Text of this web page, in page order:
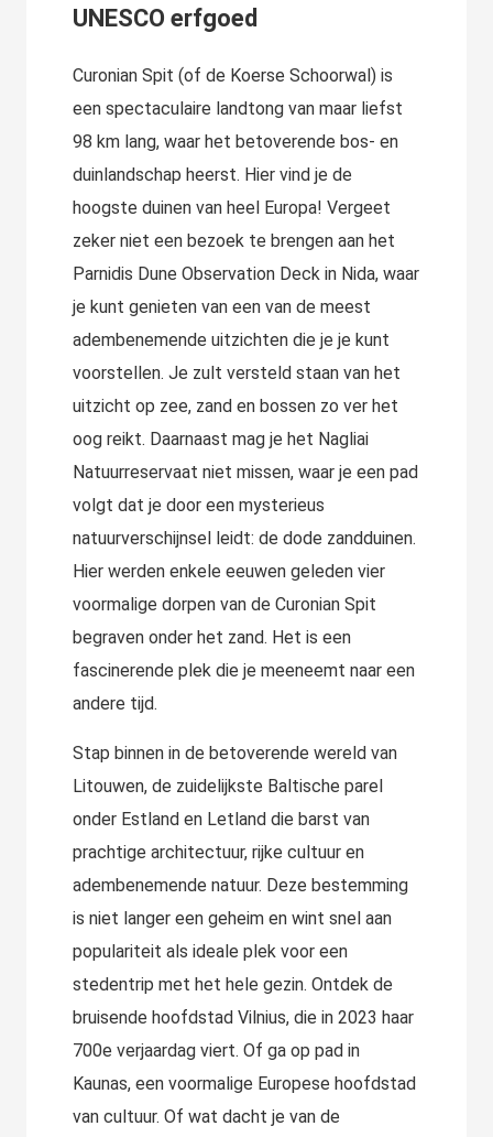
UNESCO erfgoed
Curonian Spit (of de Koerse Schoorwal) is
een spectaculaire landtong van maar liefst
98 km lang, waar het betoverende bos- en
duinlandschap heerst. Hier vind je de
hoogste duinen van heel Europa! Vergeet
zeker niet een bezoek te brengen aan het
Parnidis Dune Observation Deck in Nida, waar
je kunt genieten van een van de meest
adembenemende uitzichten die je je kunt
voorstellen. Je zult versteld staan van het
uitzicht op zee, zand en bossen zo ver het
oog reikt. Daarnaast mag je het Nagliai
Natuurreservaat niet missen, waar je een pad
volgt dat je door een mysterieus
natuurverschijnsel leidt: de dode zandduinen.
Hier werden enkele eeuwen geleden vier
voormalige dorpen van de Curonian Spit
begraven onder het zand. Het is een
fascinerende plek die je meeneemt naar een
andere tijd.
Stap binnen in de betoverende wereld van
Litouwen, de zuidelijkste Baltische parel
onder Estland en Letland die barst van
prachtige architectuur, rijke cultuur en
adembenemende natuur. Deze bestemming
is niet langer een geheim en wint snel aan
populariteit als ideale plek voor een
stedentrip met het hele gezin. Ontdek de
bruisende hoofdstad Vilnius, die in 2023 haar
700e verjaardag viert. Of ga op pad in
Kaunas, een voormalige Europese hoofdstad
van cultuur. Of wat dacht je van de